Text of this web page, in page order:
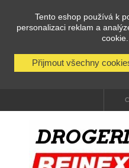
Tento eshop používá k
personalizaci reklam a
cookie.
Přijmout všechny